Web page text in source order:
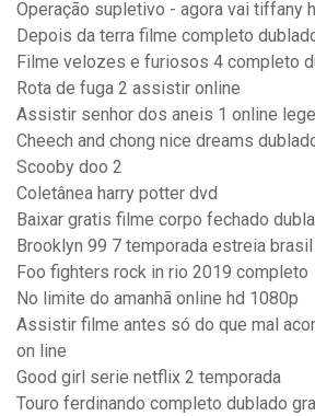
Operação supletivo - agora vai tiffany
Depois da terra filme completo
Filme velozes e furiosos 4 completo
Rota de fuga 2 assistir online
Assistir senhor dos aneis 1 online
Cheech and chong nice dreams
Scooby doo 2
Coletânea harry potter dvd
Baixar gratis filme corpo fechado
Brooklyn 99 7 temporada estreia brasil
Foo fighters rock in rio 2019 completo
No limite do amanhã online hd 1080p
Assistir filme antes só do que mal
on line
Good girl serie netflix 2 temporada
Touro ferdinando completo dublado